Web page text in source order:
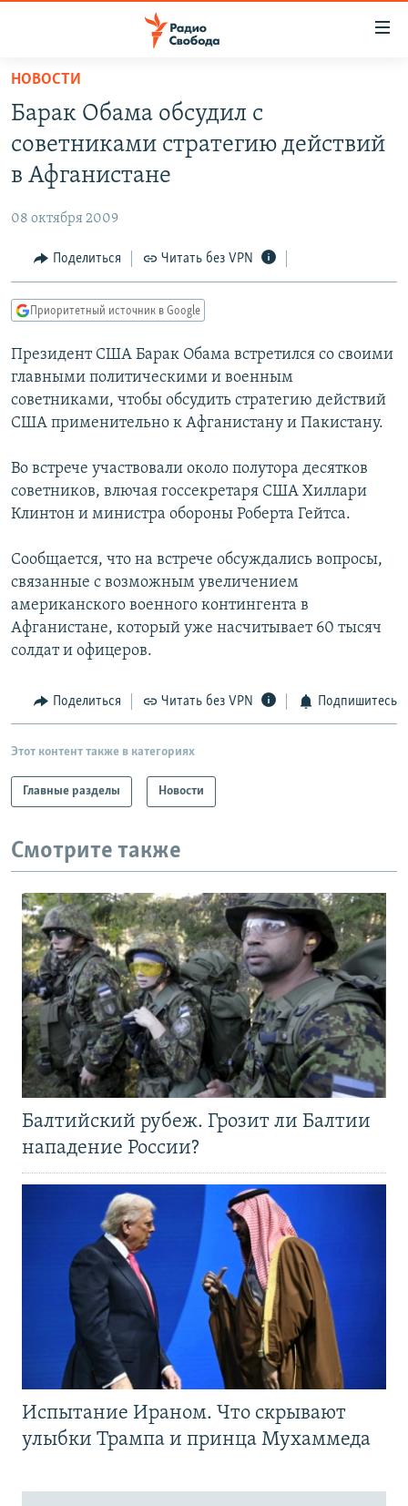
упрощенного
доступа
основному
Вернутся
Вернутся
поиску
ПРОГРАММЫ
ПОДКАСТЫ
АВТОРСКИЕ ПРОЕКТЫ
МНЕНИЯ
КУЛЬТУРА
КАВКАЗ.РЕАЛИИ
СЕВЕР.РЕАЛИИ
СИБИРЬ.РЕАЛИИ
РАСПИСАНИЕ ВЕЩАНИЯ
ПОДПИШИТЕСЬ НА РАССЫЛКУ
СОЦИАЛЬНЫЕ СЕТИ
Все сайты РСЕ/РС
НОВОСТИ
Барак Обама обсудил с
советниками стратегию действий
в Афганистане
08 октября 2009
Поделиться Читать без VPN
Приоритетный источник в Google
Президент США Барак Обама встретился со своими
главными политическими и военным
советниками, чтобы обсудить стратегию действий
США применительно к Афганистану и Пакистану.
Во встрече участвовали около полутора десятков
советников, влючая госсекретаря США Хиллари
Клинтон и министра обороны Роберта Гейтса.
Сообщается, что на встрече обсуждались вопросы,
связанные с возможным увеличением
американского военного контингента в
Афганистане, который уже насчитывает 60 тысяч
солдат и офицеров.
Поделиться Читать без VPN Подпишитесь
Этот контент также в категориях
Главные разделы Новости
Смотрите также
Балтийский рубеж. Грозит ли Балтии
нападение России?
Испытание Ираном. Что скрывают
улыбки Трампа и принца Мухаммеда